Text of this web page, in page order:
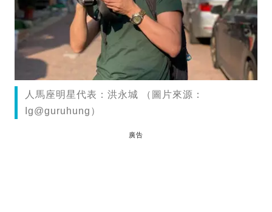
人馬座明星代表：洪永城 （圖片來源：
Ig@guruhung）
廣告